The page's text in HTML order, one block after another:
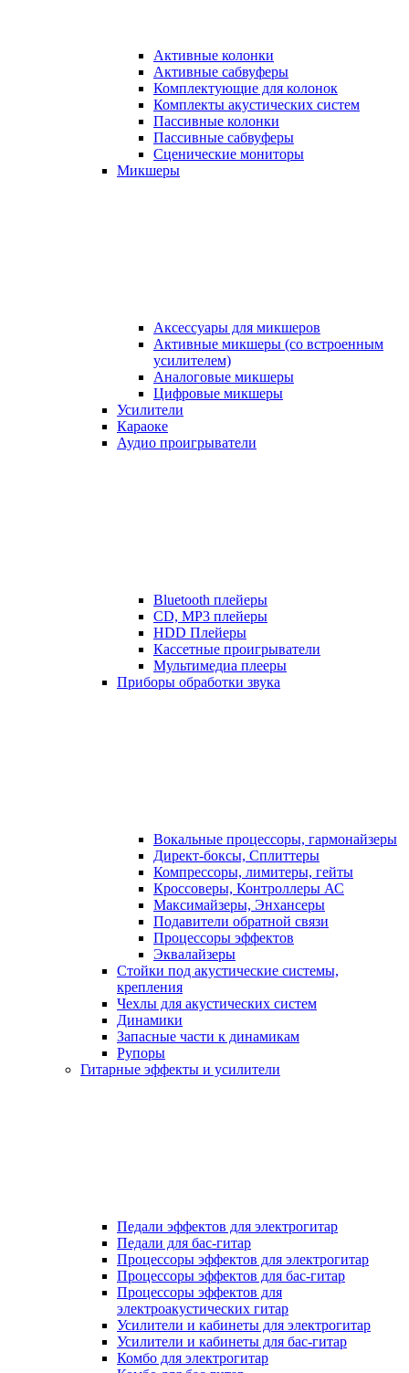
Активные колонки
Активные сабвуферы
Комплектующие для колонок
Комплекты акустических систем
Пассивные колонки
Пассивные сабвуферы
Сценические мониторы
Микшеры
Аксессуары для микшеров
Активные микшеры (со встроенным
усилителем)
Аналоговые микшеры
Цифровые микшеры
Усилители
Караоке
Аудио проигрыватели
Bluetooth плейеры
CD, MP3 плейеры
HDD Плейеры
Кассетные проигрыватели
Мультимедиа плееры
Приборы обработки звука
Вокальные процессоры, гармонайзеры
Директ-боксы, Сплиттеры
Компрессоры, лимитеры, гейты
Кроссоверы, Контроллеры АС
Максимайзеры, Энхансеры
Подавители обратной связи
Процессоры эффектов
Эквалайзеры
Стойки под акустические системы,
крепления
Чехлы для акустических систем
Динамики
Запасные части к динамикам
Рупоры
Гитарные эффекты и усилители
Педали эффектов для электрогитар
Педали для бас-гитар
Процессоры эффектов для электрогитар
Процессоры эффектов для бас-гитар
Процессоры эффектов для
электроакустических гитар
Усилители и кабинеты для электрогитар
Усилители и кабинеты для бас-гитар
Комбо для электрогитар